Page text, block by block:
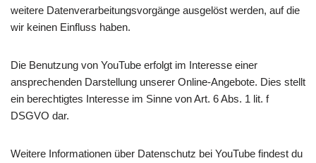
weitere Datenverarbeitungsvorgänge ausgelöst werden, auf die
wir keinen Einfluss haben.
Die Benutzung von YouTube erfolgt im Interesse einer
ansprechenden Darstellung unserer Online-Angebote. Dies stellt
ein berechtigtes Interesse im Sinne von Art. 6 Abs. 1 lit. f
DSGVO dar.
Weitere Informationen über Datenschutz bei YouTube findest du